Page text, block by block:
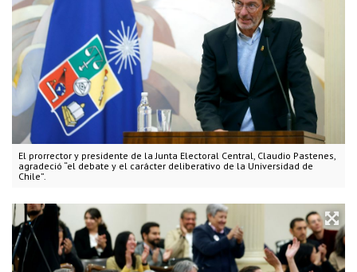
El prorrector y presidente de la Junta Electoral Central, Claudio Pastenes,
agradeció “el debate y el carácter deliberativo de la Universidad de
Chile”.